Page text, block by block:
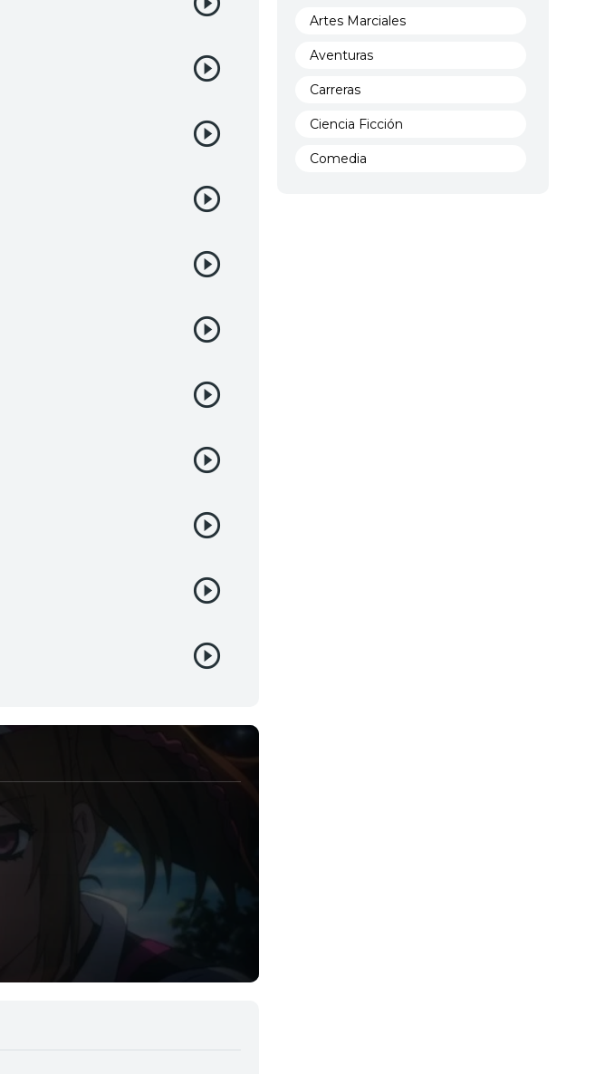
Artes Marciales
Aventuras
Carreras
Ciencia Ficción
Comedia